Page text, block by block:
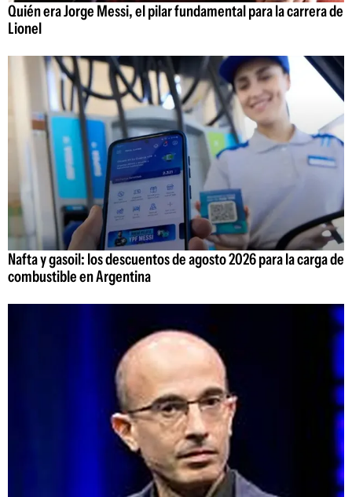
Quién era Jorge Messi, el pilar fundamental para la carrera de
Lionel
Nafta y gasoil: los descuentos de agosto 2026 para la carga de
combustible en Argentina